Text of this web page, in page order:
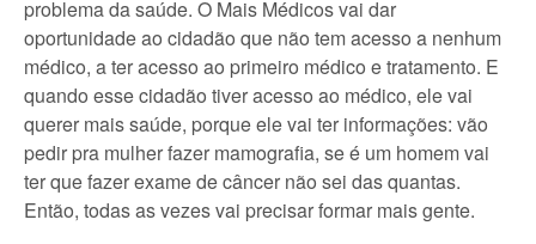
problema da saúde. O Mais Médicos vai dar
oportunidade ao cidadão que não tem acesso a nenhum
médico, a ter acesso ao primeiro médico e tratamento. E
quando esse cidadão tiver acesso ao médico, ele vai
querer mais saúde, porque ele vai ter informações: vão
pedir pra mulher fazer mamografia, se é um homem vai
ter que fazer exame de câncer não sei das quantas.
Então, todas as vezes vai precisar formar mais gente.